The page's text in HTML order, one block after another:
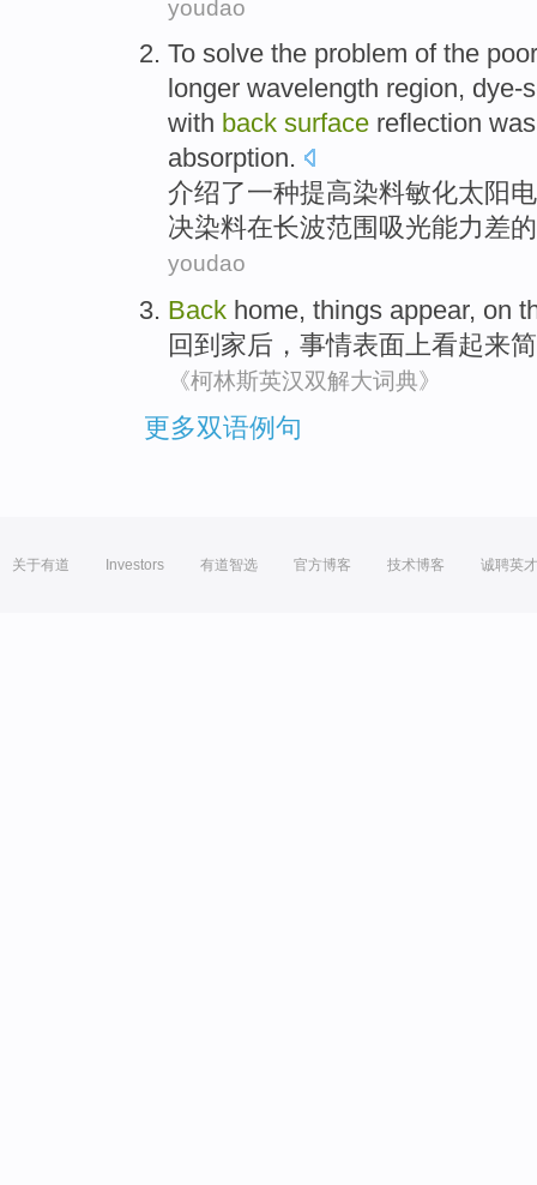
youdao
To solve the problem of the poor
longer wavelength region, dye-
with back surface reflection
absorption.
介绍了一种提高染料敏化太阳
决染料在长波范围 吸光能力差
youdao
Back home, things appear, on
回到 家后 ， 事情表面上看起来
《柯林斯英汉双解大词典》
更多双语例句
关于有道 Investors 有道智选 官方博客 技术博客 诚聘英才